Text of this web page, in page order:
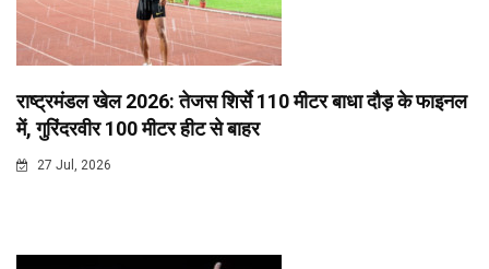
राष्ट्रमंडल खेल 2026: तेजस शिर्से 110 मीटर बाधा दौड़ के फाइनल
में, गुरिंदरवीर 100 मीटर हीट से बाहर
27 Jul, 2026